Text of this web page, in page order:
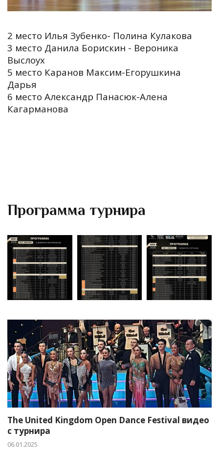
2 место Илья Зубенко- Полина Кулакова
3 место Данила Борискин - Вероника
Выслоух
5 место Каранов Максим-Егорушкина
Дарья
6 место Александр Панасюк-Алена
Кагарманова
Программа турнира
The United Kingdom Open Dance Festival видео
с турнира
06.01.2025